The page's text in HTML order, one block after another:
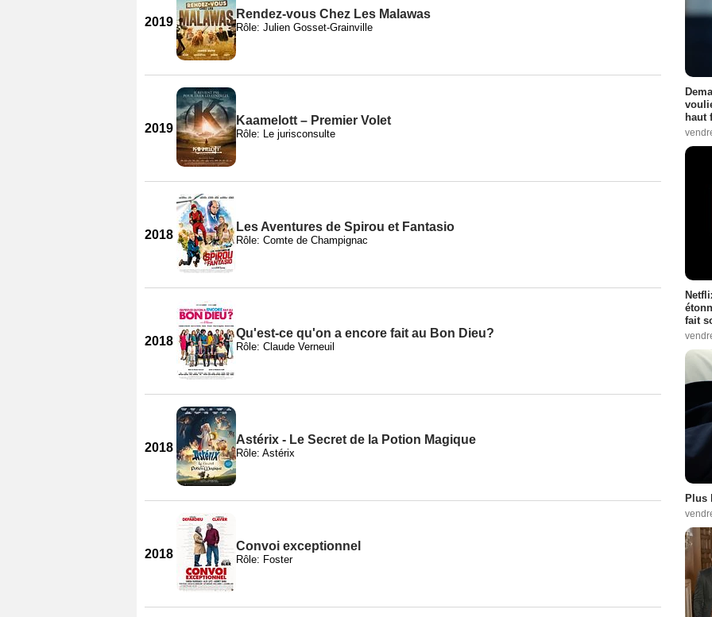
2019
Rendez-vous Chez Les Malawas
Rôle: Julien Gosset-Grainville
2019
Kaamelott – Premier Volet
Rôle: Le jurisconsulte
2018
Les Aventures de Spirou et Fantasio
Rôle: Comte de Champignac
2018
Qu'est-ce qu'on a encore fait au Bon Dieu?
Rôle: Claude Verneuil
2018
Astérix - Le Secret de la Potion Magique
Rôle: Astérix
2018
Convoi exceptionnel
Rôle: Foster
haut
fait
Plus